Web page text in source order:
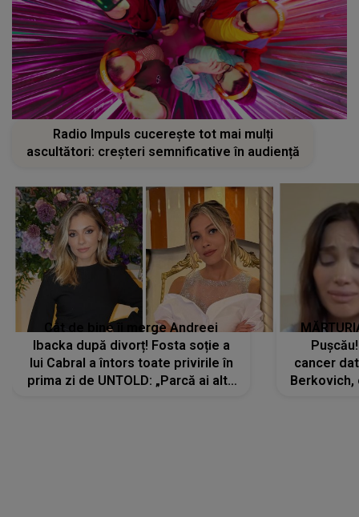
Radio Impuls cucerește tot mai mulți
ascultători: creșteri semnificative în audiență
Cât de bine îi merge Andreei
Ibacka după divorț! Fosta soție a
lui Cabral a întors toate privirile în
prima zi de UNTOLD: „Parcă ai altă
cancer
Berkovich,